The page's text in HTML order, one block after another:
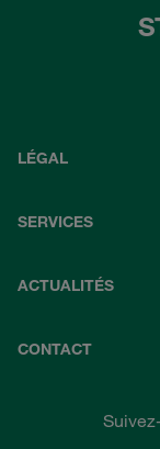
LÉGAL
SERVICES
ACTUALITÉS
CONTACT